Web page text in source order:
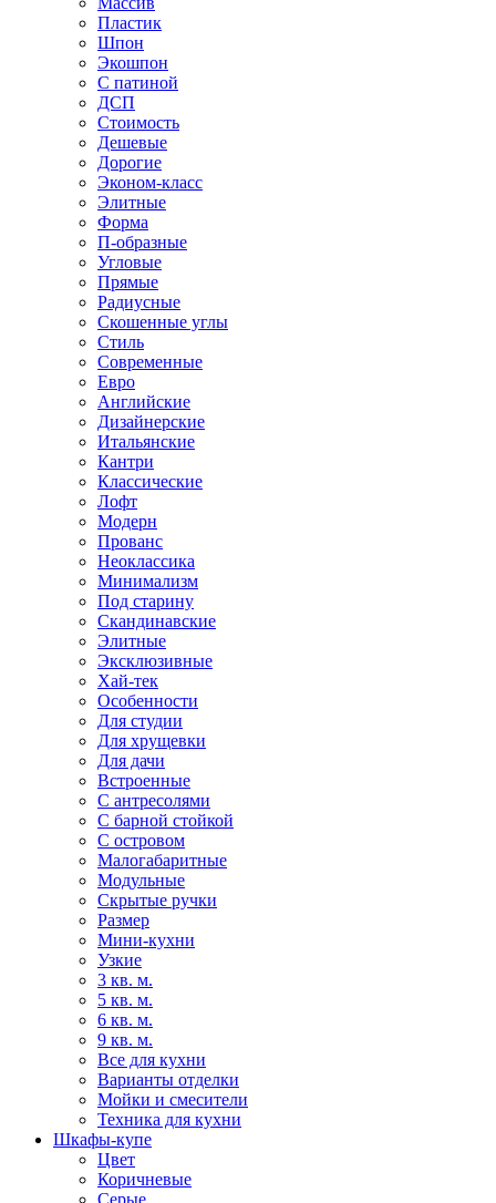
Пластик
Шпон
Экошпон
С патиной
ДСП
Стоимость
Дешевые
Дорогие
Эконом-класс
Элитные
Форма
П-образные
Угловые
Прямые
Радиусные
Скошенные углы
Стиль
Современные
Евро
Английские
Дизайнерские
Итальянские
Кантри
Классические
Лофт
Модерн
Прованс
Неоклассика
Минимализм
Под старину
Скандинавские
Элитные
Эксклюзивные
Хай-тек
Особенности
Для студии
Для хрущевки
Для дачи
Встроенные
С антресолями
С барной стойкой
С островом
Малогабаритные
Модульные
Скрытые ручки
Размер
Мини-кухни
Узкие
3 кв. м.
5 кв. м.
6 кв. м.
9 кв. м.
Все для кухни
Варианты отделки
Мойки и смесители
Техника для кухни
Шкафы-купе
Цвет
Коричневые
Серые